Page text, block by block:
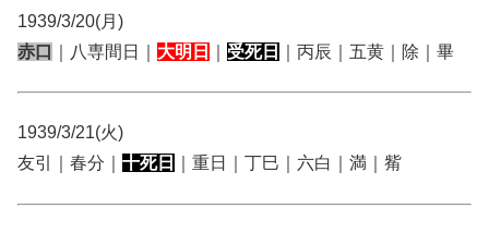
1939/3/20(月)
赤口
｜八専間日｜ 大明日 受死日 ｜丙辰｜五黄｜除｜畢
1939/3/21(火)
友引｜春分｜ 十死日 ｜重日｜丁巳｜六白｜満｜觜